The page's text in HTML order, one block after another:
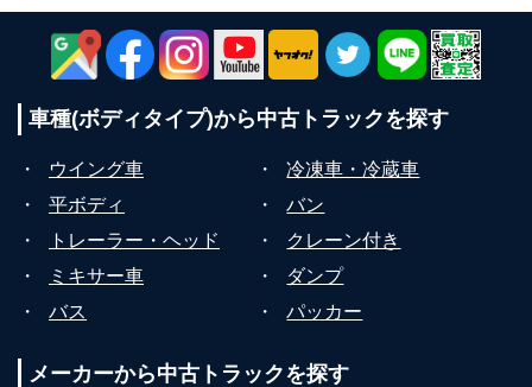
車種(ボディタイプ)から中古トラックを探す
・ ウイング車 ・
冷凍車・冷蔵車
・
平ボディ ・
バン
・
トレーラー・ヘッド ・
クレーン付き
・
ミキサー車 ・
ダンプ
・
バス ・ パッカー
メーカーから中古トラックを探す